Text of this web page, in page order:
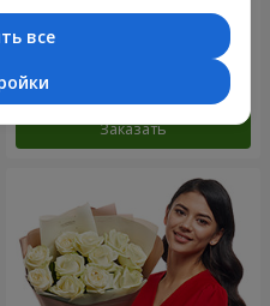
Композиция "25 роз Мисс
Пигги"
Заказать
все